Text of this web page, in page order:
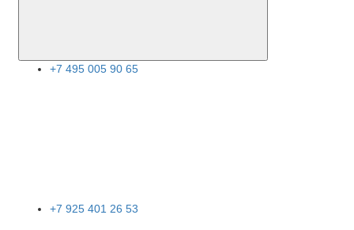
+7 495 005 90 65
+7 925 401 26 53